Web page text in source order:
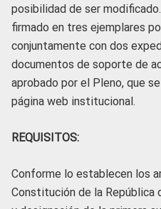
posibilidad de ser
firmado en tres ejemplares
conjuntamente con dos
documentos de soporte de
aprobado por el Pleno, que
página web institucional.
REQUISITOS:
Conforme lo establecen los
Constitución de la República